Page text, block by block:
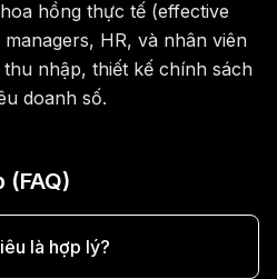
hồng thực tế (effective
HR, và nhân viên
nhập, thiết kế chính sách
doanh số.
(FAQ)
là hợp lý?